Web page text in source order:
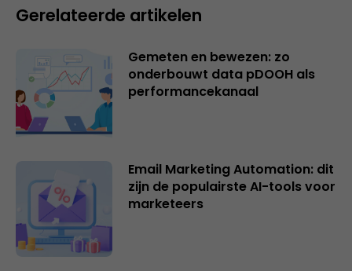
Gerelateerde artikelen
Gemeten en bewezen: zo
onderbouwt data pDOOH als
performancekanaal
Email Marketing Automation: dit
zijn de populairste AI-tools voor
marketeers